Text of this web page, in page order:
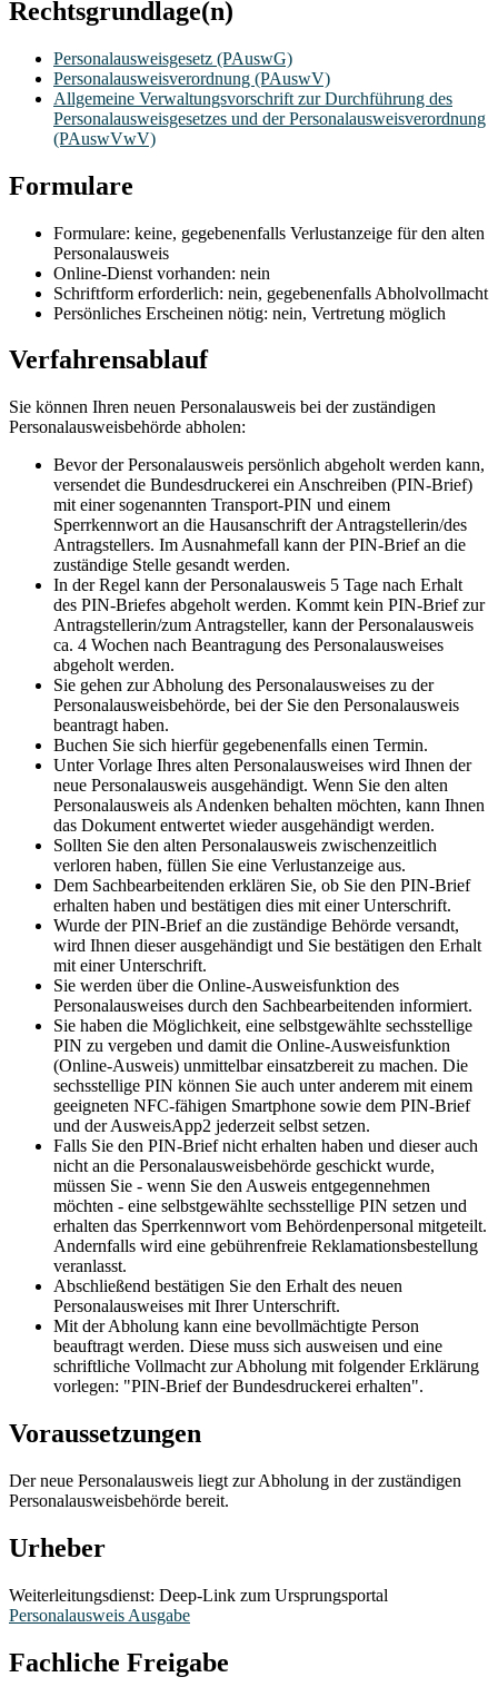
Rechtsgrundlage(n)
Personalausweisgesetz (PAuswG)
Personalausweisverordnung (PAuswV)
Allgemeine Verwaltungsvorschrift zur Durchführung des
Personalausweisgesetzes und der Personalausweisverordnung
(PAuswVwV)
Formulare
Formulare: keine, gegebenenfalls Verlustanzeige für den alten
Personalausweis
Online-Dienst vorhanden: nein
Schriftform erforderlich: nein, gegebenenfalls Abholvollmacht
Persönliches Erscheinen nötig: nein, Vertretung möglich
Verfahrensablauf
Sie können Ihren neuen Personalausweis bei der zuständigen
Personalausweisbehörde abholen:
Bevor der Personalausweis persönlich abgeholt werden kann,
versendet die Bundesdruckerei ein Anschreiben (PIN-Brief)
mit einer sogenannten Transport-PIN und einem
Sperrkennwort an die Hausanschrift der Antragstellerin/des
Antragstellers. Im Ausnahmefall kann der PIN-Brief an die
zuständige Stelle gesandt werden.
In der Regel kann der Personalausweis 5 Tage nach Erhalt
des PIN-Briefes abgeholt werden. Kommt kein PIN-Brief zur
Antragstellerin/zum Antragsteller, kann der Personalausweis
ca. 4 Wochen nach Beantragung des Personalausweises
abgeholt werden.
Sie gehen zur Abholung des Personalausweises zu der
Personalausweisbehörde, bei der Sie den Personalausweis
beantragt haben.
Buchen Sie sich hierfür gegebenenfalls einen Termin.
Unter Vorlage Ihres alten Personalausweises wird Ihnen der
neue Personalausweis ausgehändigt. Wenn Sie den alten
Personalausweis als Andenken behalten möchten, kann Ihnen
das Dokument entwertet wieder ausgehändigt werden.
Sollten Sie den alten Personalausweis zwischenzeitlich
verloren haben, füllen Sie eine Verlustanzeige aus.
Dem Sachbearbeitenden erklären Sie, ob Sie den PIN-Brief
erhalten haben und bestätigen dies mit einer Unterschrift.
Wurde der PIN-Brief an die zuständige Behörde versandt,
wird Ihnen dieser ausgehändigt und Sie bestätigen den Erhalt
mit einer Unterschrift.
Sie werden über die Online-Ausweisfunktion des
Personalausweises durch den Sachbearbeitenden informiert.
Sie haben die Möglichkeit, eine selbstgewählte sechsstellige
PIN zu vergeben und damit die Online-Ausweisfunktion
(Online-Ausweis) unmittelbar einsatzbereit zu machen. Die
sechsstellige PIN können Sie auch unter anderem mit einem
geeigneten NFC-fähigen Smartphone sowie dem PIN-Brief
und der AusweisApp2 jederzeit selbst setzen.
Falls Sie den PIN-Brief nicht erhalten haben und dieser auch
nicht an die Personalausweisbehörde geschickt wurde,
müssen Sie - wenn Sie den Ausweis entgegennehmen
möchten - eine selbstgewählte sechsstellige PIN setzen und
erhalten das Sperrkennwort vom Behördenpersonal mitgeteilt.
Andernfalls wird eine gebührenfreie Reklamationsbestellung
veranlasst.
Abschließend bestätigen Sie den Erhalt des neuen
Personalausweises mit Ihrer Unterschrift.
Mit der Abholung kann eine bevollmächtigte Person
beauftragt werden. Diese muss sich ausweisen und eine
schriftliche Vollmacht zur Abholung mit folgender Erklärung
vorlegen: "PIN-Brief der Bundesdruckerei erhalten".
Voraussetzungen
Der neue Personalausweis liegt zur Abholung in der zuständigen
Personalausweisbehörde bereit.
Urheber
Weiterleitungsdienst: Deep-Link zum Ursprungsportal
Personalausweis Ausgabe
Fachliche Freigabe